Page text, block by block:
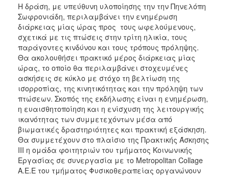
Η δράση, με υπεύθυνη υλοποίησης την την Πηνελόπη
Σωφρονιάδη, περιλαμβάνει την ενημέρωση
διάρκειας μίας ώρας προς τους ωφελούμενους,
σχετικά με τις πτώσεις στην τρίτη ηλικία, τους
παράγοντες κινδύνου και τους τρόπους πρόληψης.
Θα ακολουθήσει πρακτικό μέρος διάρκειας μίας
ώρας, το οποίο θα περιλαμβάνει στοχευμένες
ασκήσεις σε κύκλο με στόχο τη βελτίωση της
ισορροπίας, της κινητικότητας και την πρόληψη των
πτώσεων. Σκοπός της εκδήλωσης είναι η ενημέρωση,
η ευαισθητοποίηση και η ενίσχυση της λειτουργικής
ικανότητας των συμμετεχόντων μέσα από
βιωματικές δραστηριότητες και πρακτική εξάσκηση.
Θα συμμετέχουν στο πλαίσιο της Πρακτικής Άσκησης
ΙΙΙ η ομάδα φοιτητριών του τμήματος Κοινωνικής
Εργασίας σε συνεργασία με το Metropolitan Collage
A.E.E του τμήματος Φυσικοθεραπείας οργανώνουν